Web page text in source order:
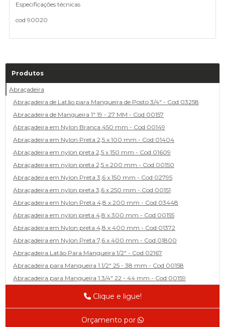
Especificações técnicas
cod 90020
Produtos
Abraçadeira
Abraçadeira de Latão para Mangueira de Posto 3/4" - Cod 03258
Abracadeira de Mangueira 1" 19 - 27 MM - Cod 00157
Abraçadeira em Nylon Branca 450 mm - Cod 00149
Abraçadeira em Nylon Preta 2,5 x 100 mm - Cod 01404
Abraçadeira em nylon preta 2,5 x 150 mm - Cod 01609
Abraçadeira em nylon preta 2,5 x 200 mm - Cod 00150
Abraçadeira em Nylon Preta 3,6 x 150 mm - Cod 02795
Abraçadeira em nylon preta 3,6 x 250 mm - Cod 00151
Abraçadeira em Nylon Preta 4,8 x 200 mm - Cod 03448
Abraçadeira em nylon preta 4,8 x 300 mm - Cod 00155
Abraçadeira em Nylon preta 4,8 x 400 mm - Cod 01372
Abraçadeira em Nylon Preta 7,6 x 400 mm - Cod 01800
Abraçadeira Latão Para Mangueira 1/2" - Cod 02167
Abracadeira para Mangueira 1.1/2" 25 - 38 mm - Cod 00158
Abracadeira para Mangueira 1.3/4" 22 - 44 mm - Cod 00159
Abracadeira para Mangueira 1/2' 14 - 22 - Cod 02585
Abracadeira para Mangueira 2" 44 - 57 - Cod 02471
Clique e ligue!
Orçamento por